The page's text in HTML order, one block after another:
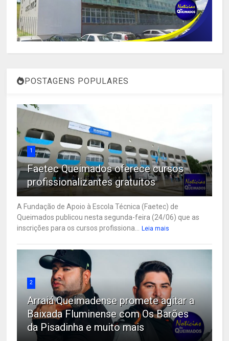
POSTAGENS POPULARES
1
Faetec Queimados oferece cursos
profissionalizantes gratuitos
A Fundação de Apoio à Escola Técnica (Faetec) de
Queimados publicou nesta segunda-feira (24/06) que as
inscrições para os cursos profissiona...
Leia mais
2
Arraiá Queimadense promete agitar a
Baixada Fluminense com Os Barões
da Pisadinha e muito mais